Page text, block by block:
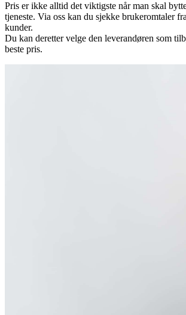
Pris er ikke alltid det viktigste når man skal
tjeneste. Via oss kan du sjekke brukeromtaler
kunder.
Du kan deretter velge den leverandøren som
beste pris.